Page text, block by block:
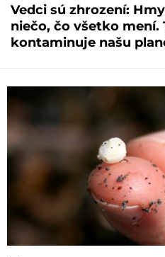
Vedci sú zhrození:
niečo, čo všetko mení.
kontaminuje našu